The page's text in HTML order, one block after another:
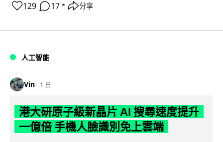
129 17 ↗ 分享
人工智能
Vin 1 日
港大研原子級新晶片 AI 搜尋速度提升
一億倍 手機人臉識別免上雲端